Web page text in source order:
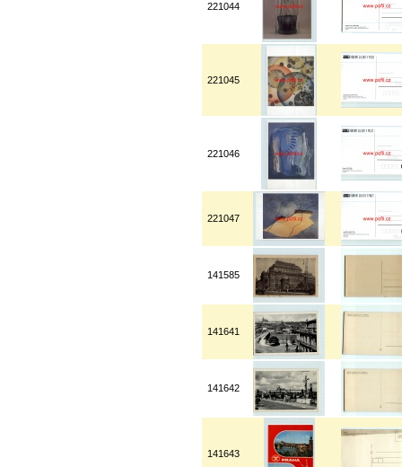
221044
221045
221046
221047
141585
141641
141642
141643